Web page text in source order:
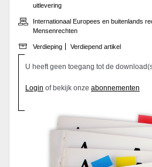
uitlevering
Internationaal Europees en buitenlands
Mensenrechten
Verdieping Verdiepend artikel
U heeft geen toegang tot de
Login of bekijk onze abonnementen